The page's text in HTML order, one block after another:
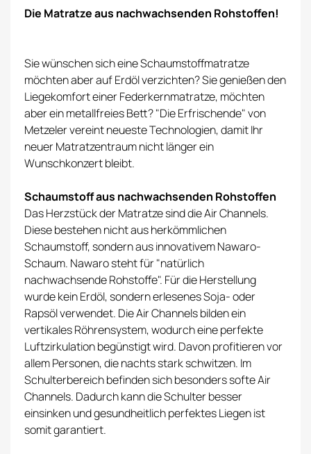
Die Matratze aus nachwachsenden Rohstoffen!
Sie wünschen sich eine Schaumstoffmatratze
möchten aber auf Erdöl verzichten? Sie genießen den
Liegekomfort einer Federkernmatratze, möchten
aber ein metallfreies Bett? "Die Erfrischende" von
Metzeler vereint neueste Technologien, damit Ihr
neuer Matratzentraum nicht länger ein
Wunschkonzert bleibt.
Schaumstoff aus nachwachsenden Rohstoffen
Das Herzstück der Matratze sind die Air Channels.
Diese bestehen nicht aus herkömmlichen
Schaumstoff, sondern aus innovativem Nawaro-
Schaum. Nawaro steht für "natürlich
nachwachsende Rohstoffe". Für die Herstellung
wurde kein Erdöl, sondern erlesenes Soja- oder
Rapsöl verwendet. Die Air Channels bilden ein
vertikales Röhrensystem, wodurch eine perfekte
Luftzirkulation begünstigt wird. Davon profitieren vor
allem Personen, die nachts stark schwitzen. Im
Schulterbereich befinden sich besonders softe Air
Channels. Dadurch kann die Schulter besser
einsinken und gesundheitlich perfektes Liegen ist
somit garantiert.